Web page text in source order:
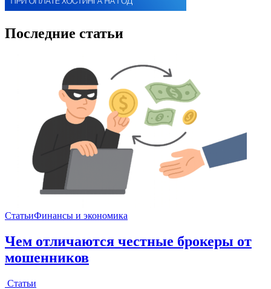
Последние статьи
СтатьиФинансы и экономика
Чем отличаются честные брокеры от
мошенников
Статьи